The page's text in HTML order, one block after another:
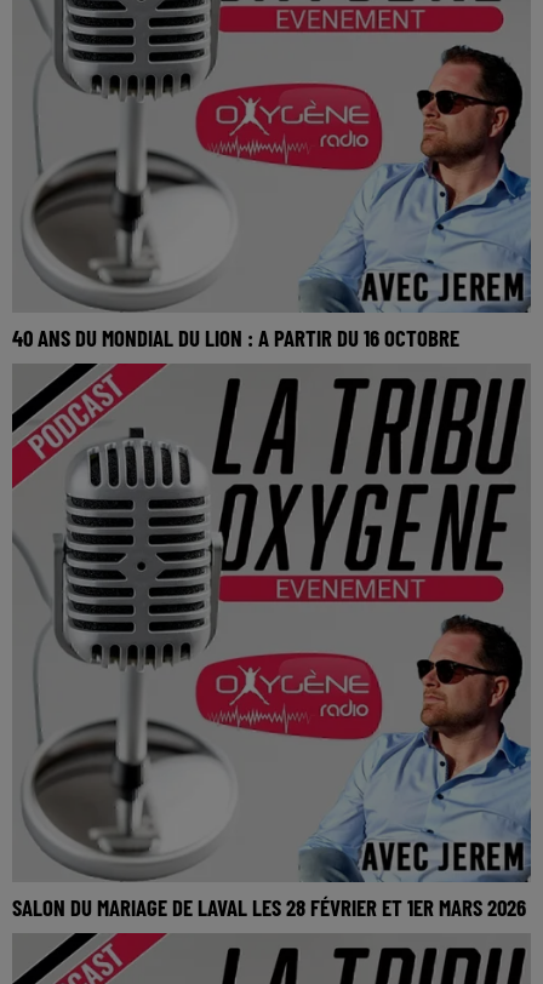
40 ANS DU MONDIAL DU LION : A PARTIR DU 16 OCTOBRE
La Tribu Oxygène By Jerem
SALON DU MARIAGE DE LAVAL LES 28 FÉVRIER ET 1ER MARS 2026
La Tribu Oxygène By Jerem